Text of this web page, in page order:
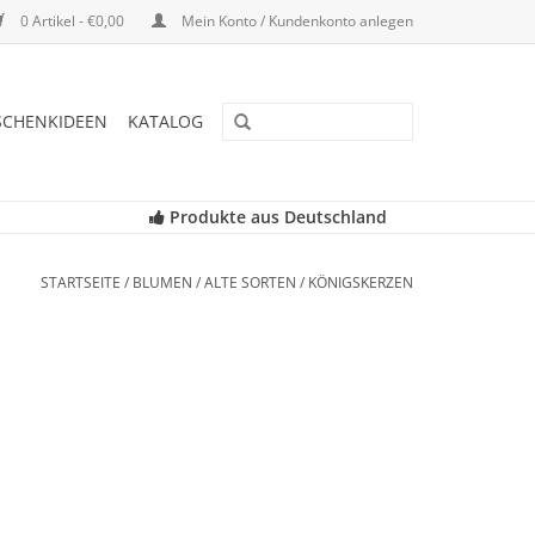
0 Artikel - €0,00 Mein Konto / Kundenkonto anlegen
KATALOG
Produkte aus Deutschland
STARTSEITE / BLUMEN /ALTE SORTEN / KÖNIGSKERZEN